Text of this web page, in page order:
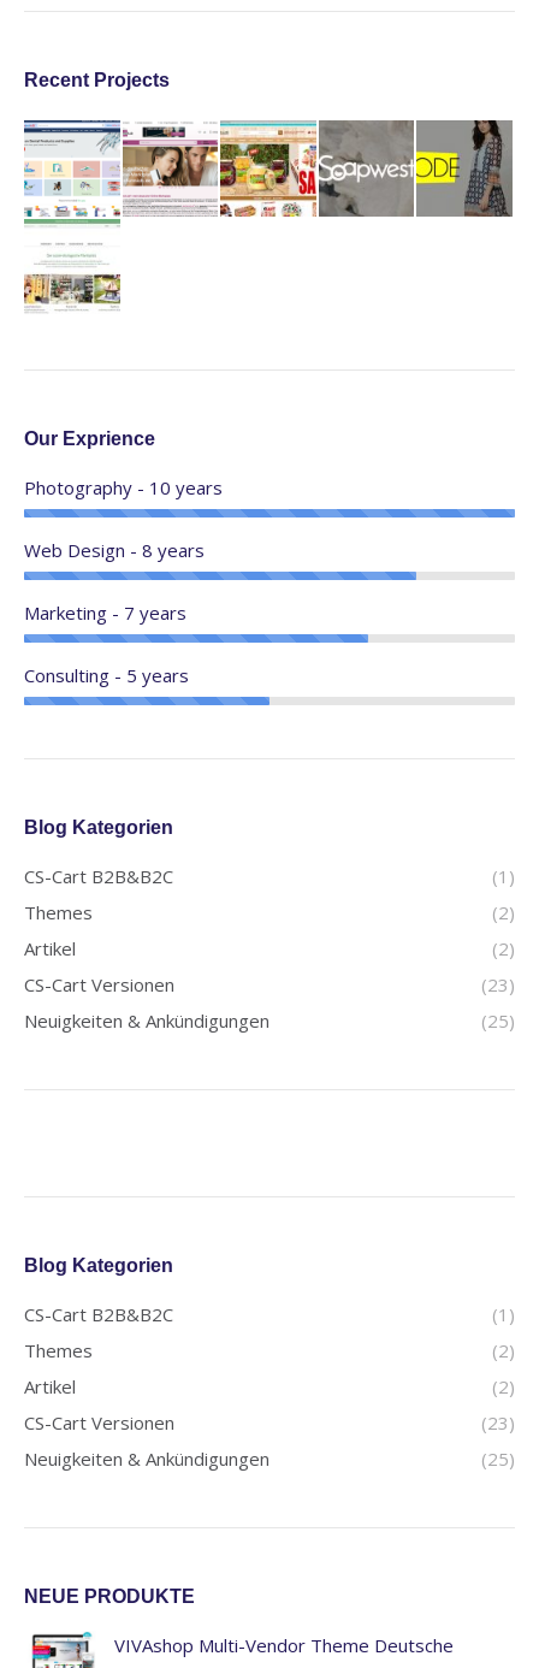
Recent Projects
Our Exprience
Photography - 10 years
Web Design - 8 years
Marketing - 7 years
Consulting - 5 years
Blog Kategorien
CS-Cart B2B&B2C
(1)
Themes
(2)
Artikel
(2)
CS-Cart Versionen
(23)
Neuigkeiten & Ankündigungen
(25)
Blog Kategorien
CS-Cart B2B&B2C
(1)
Themes
(2)
Artikel
(2)
CS-Cart Versionen
(23)
Neuigkeiten & Ankündigungen
(25)
NEUE PRODUKTE
VIVAshop Multi-Vendor Theme Deutsche